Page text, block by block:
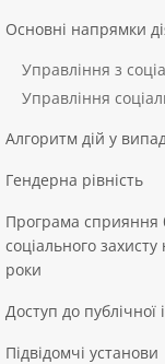
Основні напрямки
Управління з
Управління
Алгоритм дій у
Гендерна рівність
Програма сприяння
соціального
роки
Доступ до публічної
Підвідомчі установи